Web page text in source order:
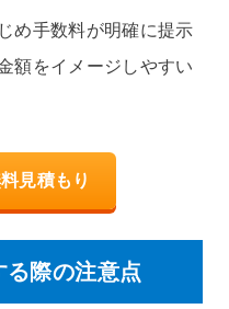
め手数料が明確に提示
額をイメージしやすい
見積もり
際の注意点